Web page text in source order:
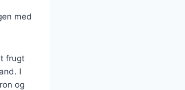
med
frugt
I
og